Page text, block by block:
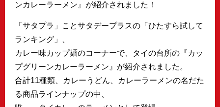
ンカレーラーメン』が紹介されました！
「サタプラ」ことサタデープラスの「ひたすら試して
ランキング」、
カレー味カップ麺のコーナーで、タイの台所の『カッ
プグリーンカレーラーメン』が紹介されました。
合計11種類、カレーうどん、カレーラーメンの名だた
る商品ラインナップの中、